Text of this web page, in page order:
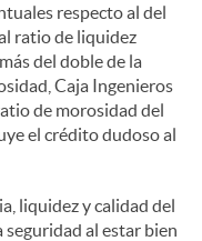
respecto al del
ratio de liquidez
del doble de la
Caja Ingenieros
de morosidad del
el crédito dudoso al
liquidez y calidad del
al estar bien